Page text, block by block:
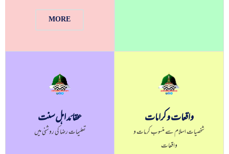
MORE
واقعات و کرامات
شخصیات اسلام سے منسوب کرمات و
واقعات
عقائد اہل سنت
تعلیمات رضا کی روشنی میں